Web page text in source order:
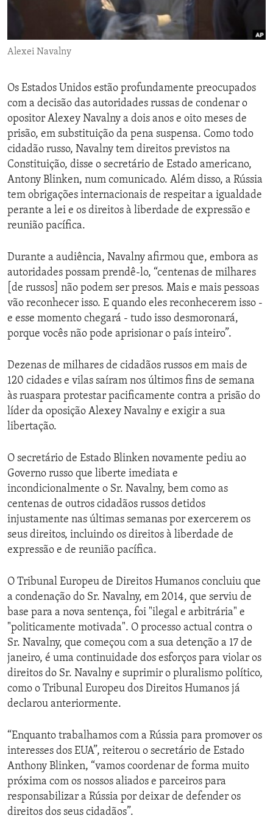
ENVIRONMENT AND HEALTH
IDEALS AND INSTITUTIONS
Alexei Navalny
Os Estados Unidos estão profundamente preocupados
com a decisão das autoridades russas de condenar o
opositor Alexey Navalny a dois anos e oito meses de
prisão, em substituição da pena suspensa. Como todo
cidadão russo, Navalny tem direitos previstos na
Constituição, disse o secretário de Estado americano,
Antony Blinken, num comunicado. Além disso, a Rússia
tem obrigações internacionais de respeitar a igualdade
perante a lei e os direitos à liberdade de expressão e
reunião pacífica.
Durante a audiência, Navalny afirmou que, embora as
autoridades possam prendê-lo, “centenas de milhares
[de russos] não podem ser presos. Mais e mais pessoas
vão reconhecer isso. E quando eles reconhecerem isso -
e esse momento chegará - tudo isso desmoronará,
porque vocês não pode aprisionar o país inteiro”.
Dezenas de milhares de cidadãos russos em mais de
120 cidades e vilas saíram nos últimos fins de semana
às ruaspara protestar pacificamente contra a prisão do
líder da oposição Alexey Navalny e exigir a sua
libertação.
O secretário de Estado Blinken novamente pediu ao
Governo russo que liberte imediata e
incondicionalmente o Sr. Navalny, bem como as
centenas de outros cidadãos russos detidos
injustamente nas últimas semanas por exercerem os
seus direitos, incluindo os direitos à liberdade de
expressão e de reunião pacífica.
O Tribunal Europeu de Direitos Humanos concluiu que
a condenação do Sr. Navalny, em 2014, que serviu de
base para a nova sentença, foi "ilegal e arbitrária" e
"politicamente motivada". O processo actual contra o
Sr. Navalny, que começou com a sua detenção a 17 de
janeiro, é uma continuidade dos esforços para violar os
direitos do Sr. Navalny e suprimir o pluralismo político,
como o Tribunal Europeu dos Direitos Humanos já
declarou anteriormente.
“Enquanto trabalhamos com a Rússia para promover os
interesses dos EUA”, reiterou o secretário de Estado
Anthony Blinken, “vamos coordenar de forma muito
próxima com os nossos aliados e parceiros para
responsabilizar a Rússia por deixar de defender os
direitos dos seus cidadãos”.